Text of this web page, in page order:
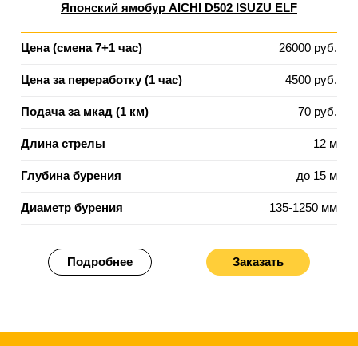
Японский ямобур AICHI D502 ISUZU ELF
Цена (смена 7+1 час) 26000 руб.
Цена за переработку (1 час) 4500 руб.
Подача за мкад (1 км) 70 руб.
Длина стрелы 12 м
Глубина бурения до 15 м
Диаметр бурения 135-1250 мм
Подробнее Заказать